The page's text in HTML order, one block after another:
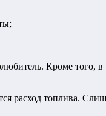
Кроме того, в
расход топлива.